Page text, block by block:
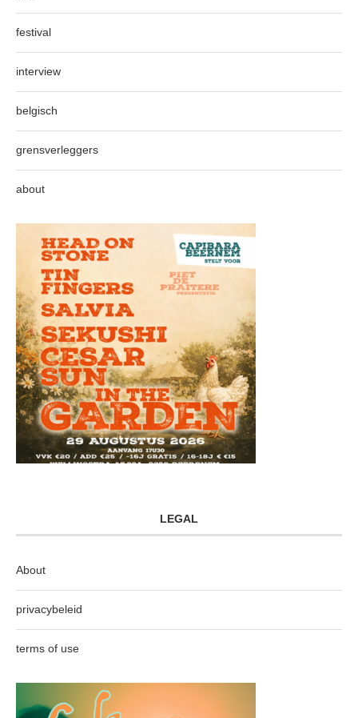
festival
interview
belgisch
grensverleggers
about
LEGAL
About
privacybeleid
terms of use